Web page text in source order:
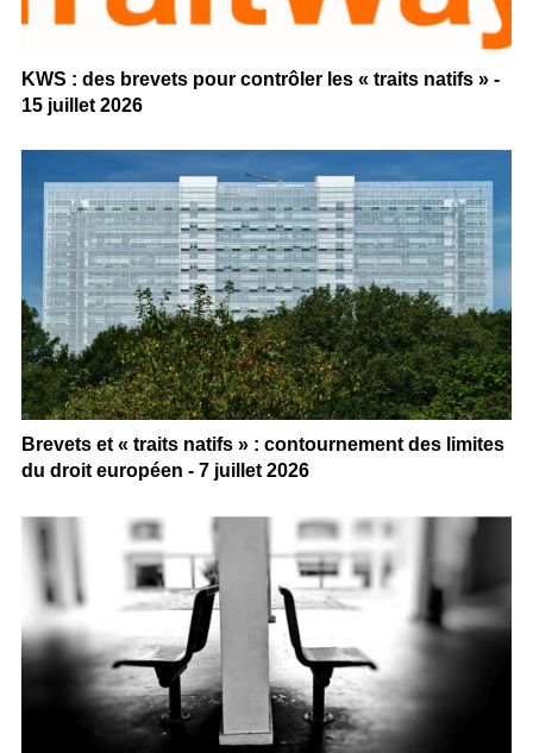
KWS : des brevets pour contrôler les « traits natifs » -
15 juillet 2026
Brevets et « traits natifs » : contournement des limites
du droit européen - 7 juillet 2026